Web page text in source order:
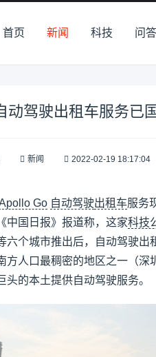
首页 新闻 科技 问答
动驾驶出租车服务已
新闻 2022-02-19 18:17:04
Go 自动驾驶出租车服务
中国日报》报道称，这家科技
六个城市推出后，自动驾驶出
方人口最稠密的地区之一（
头的本土提供自动驾驶服务。